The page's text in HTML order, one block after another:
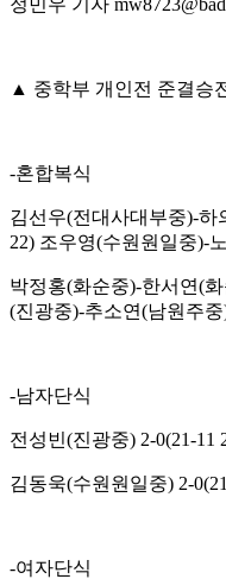
정민우 기자
▲ 중학부 개인전 준결승
-혼합복식
김선우(전대사대부중)-하
22) 조우영(수원원일중)-
박정홍(화순중)-한서연(
(진광중)-추소연(남원주중
-남자단식
전성빈(진광중) 2-0(21-11
김동욱(수원원일중) 2-
-여자단식